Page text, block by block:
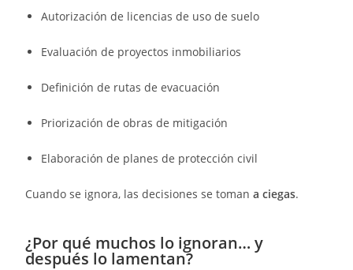
Autorización de licencias de uso de suelo
Evaluación de proyectos inmobiliarios
Definición de rutas de evacuación
Priorización de obras de mitigación
Elaboración de planes de protección civil
Cuando se ignora, las decisiones se tomana ciegas.
¿Por qué muchos lo ignoran… y
después lo lamentan?